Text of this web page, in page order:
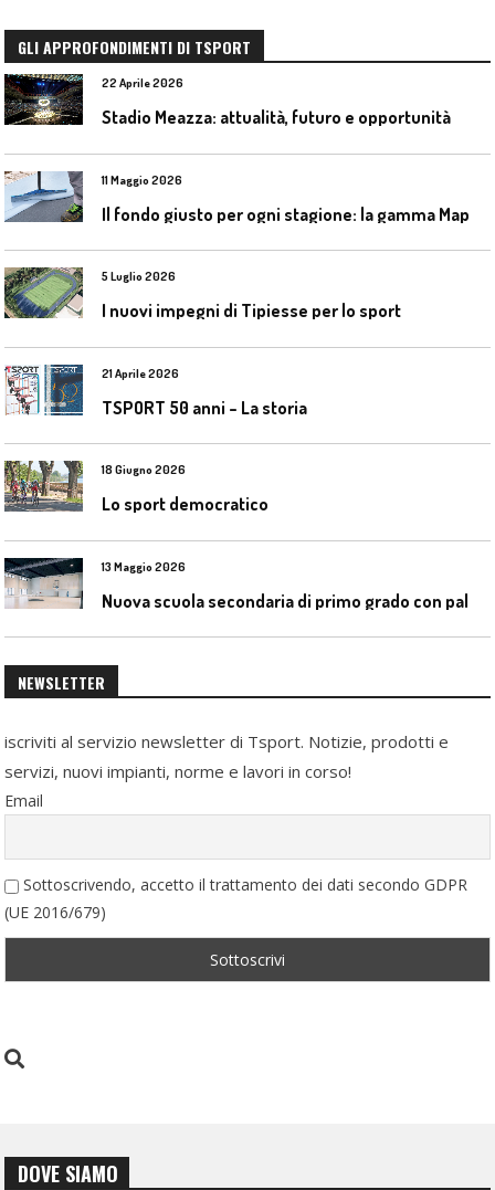
GLI APPROFONDIMENTI DI TSPORT
22 Aprile 2026
Stadio Meazza: attualità, futuro e opportunità
11 Maggio 2026
5 Luglio 2026
I nuovi impegni di Tipiesse per lo sport
21 Aprile 2026
TSPORT 50 anni – La storia
18 Giugno 2026
Lo sport democratico
13 Maggio 2026
NEWSLETTER
iscriviti al servizio newsletter di Tsport. Notizie, prodotti e
servizi, nuovi impianti, norme e lavori in corso!
Email
Sottoscrivendo, accetto il trattamento dei dati secondo GDPR
(UE 2016/679)
DOVE SIAMO